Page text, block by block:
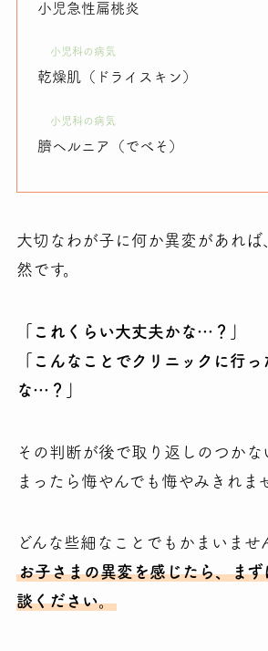
小児急性扁桃炎
小児科の病気
乾燥肌（ドライスキン）
小児科の病気
臍ヘルニア（でべそ）
大切なわが子に何か異変があれば
然です。
「これくらい大丈夫かな…？」
「こんなことでクリニックに行
な…？」
その判断が後で取り返しのつかな
まったら悔やんでも悔やみきれま
どんな些細なことでもかまいませ
お子さまの異変を感じたら、ま
談ください。